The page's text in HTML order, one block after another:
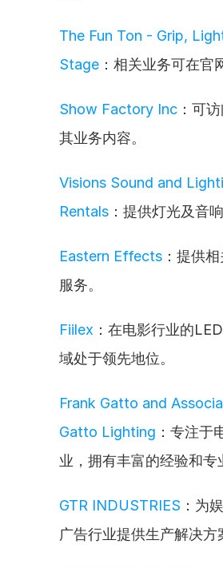
The Fun Ton - Grip,
Stage ：相关业务可在官
Show Factory Inc ：可
其业务内容。
Visions Sound and
Rentals ：提供灯光及音
Eastern Effects ：提供
服务。
Fiilex ：在电影行业的
域处于领先地位。
Frank Gatto and
Gatto Lighting ：专注于
业，拥有丰富的经验和专
GTR INDUSTRIES ：为
广告行业提供生产解决方